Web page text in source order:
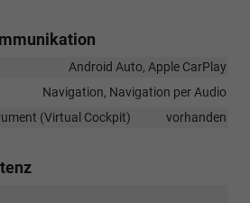
Android Auto, Apple CarPlay
Navigation, Navigation per Audio
(Virtual Cockpit)
vorhanden